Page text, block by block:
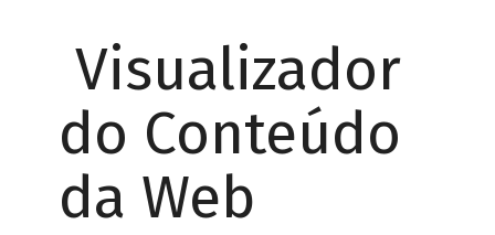
Visualizador
do Conteúdo
da Web